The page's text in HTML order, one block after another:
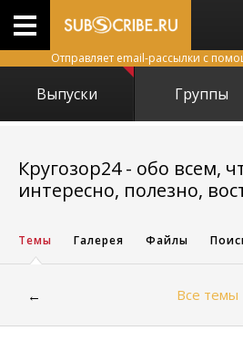
Отправляет email-рассылки с
Выпуски Группы
Кругозор24 - обо всем,
интересно, полезно,
Темы Галерея Файлы
← Все темы